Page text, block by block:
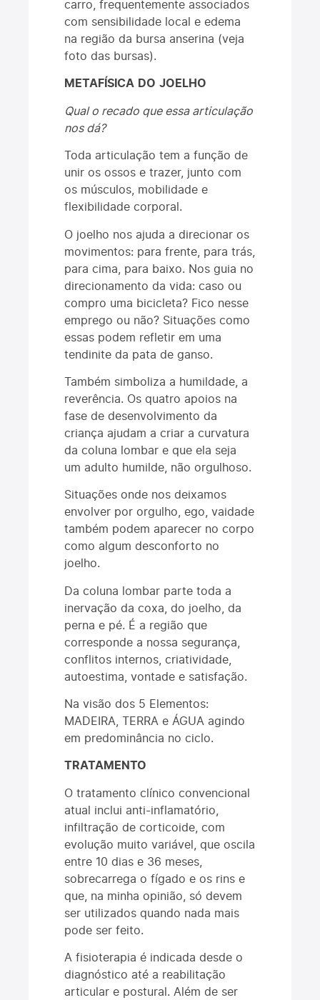
carro, frequentemente associados
com sensibilidade local e edema
na região da bursa anserina (veja
foto das bursas).
METAFÍSICA DO JOELHO
Qual o recado que essa articulação
nos dá?
Toda articulação tem a função de
unir os ossos e trazer, junto com
os músculos, mobilidade e
flexibilidade corporal.
O joelho nos ajuda a direcionar os
movimentos: para frente, para trás,
para cima, para baixo. Nos guia no
direcionamento da vida: caso ou
compro uma bicicleta? Fico nesse
emprego ou não? Situações como
essas podem refletir em uma
tendinite da pata de ganso.
Também simboliza a humildade, a
reverência. Os quatro apoios na
fase de desenvolvimento da
criança ajudam a criar a curvatura
da coluna lombar e que ela seja
um adulto humilde, não orgulhoso.
Situações onde nos deixamos
envolver por orgulho, ego, vaidade
também podem aparecer no corpo
como algum desconforto no
joelho.
Da coluna lombar parte toda a
inervação da coxa, do joelho, da
perna e pé. É a região que
corresponde a nossa segurança,
conflitos internos, criatividade,
autoestima, vontade e satisfação.
Na visão dos 5 Elementos:
MADEIRA, TERRA e ÁGUA agindo
em predominância no ciclo.
TRATAMENTO
O tratamento clínico convencional
atual inclui anti-inflamatório,
infiltração de corticoide, com
evolução muito variável, que oscila
entre 10 dias e 36 meses,
sobrecarrega o fígado e os rins e
que, na minha opinião, só devem
ser utilizados quando nada mais
pode ser feito.
A fisioterapia é indicada desde o
diagnóstico até a reabilitação
articular e postural. Além de ser